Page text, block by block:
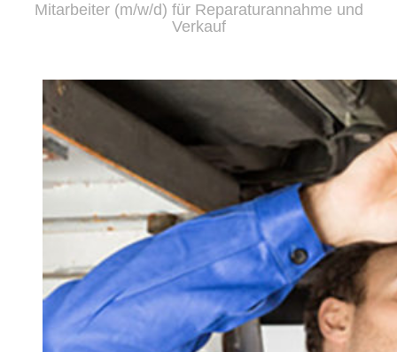
Mitarbeiter (m/w/d) für Reparaturannahme und
Verkauf